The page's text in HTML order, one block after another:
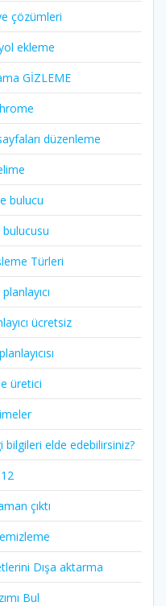
çözümleri
ekleme
GİZLEME
düzenleme
bulucu
Türleri
ücretsiz
üretici
bilgileri elde edebilirsiniz?
çıktı
Dışa aktarma
Bul